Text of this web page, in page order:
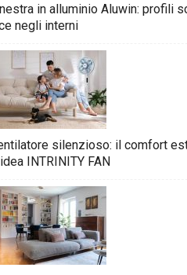
in alluminio Aluwin: profili
negli interni
silenzioso: il comfort
INTRINITY FAN